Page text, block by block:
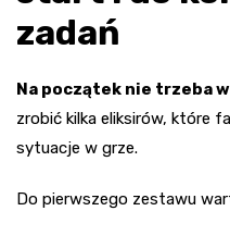
zadań
Na początek nie trzeba
zrobić kilka eliksirów, które
sytuacje w grze.
Do pierwszego zestawu